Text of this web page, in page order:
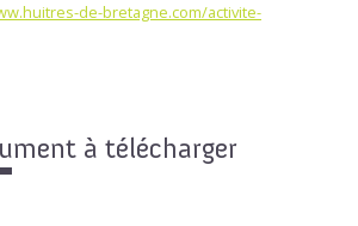
de-bretagne.com/activite-
à télécharger